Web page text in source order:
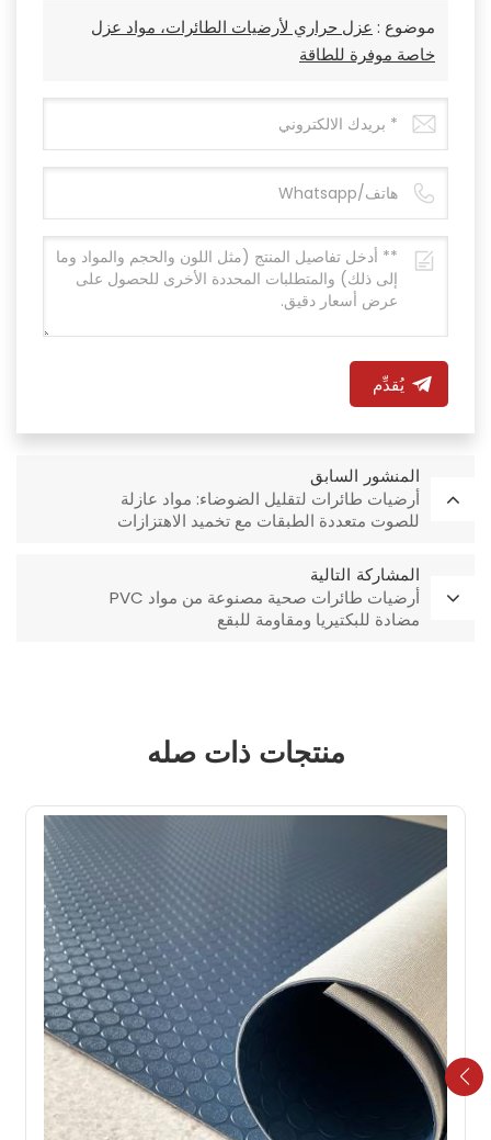
موضوع : عزل حراري لأرضيات الطائرات، مواد عزل
خاصة موفرة للطاقة
يُقدِّم
المنشور السابق
أرضيات طائرات لتقليل الضوضاء: مواد عازلة
للصوت متعددة الطبقات مع تخميد الاهتزازات
المشاركة التالية
أرضيات طائرات صحية مصنوعة من مواد PVC
مضادة للبكتيريا ومقاومة للبقع
منتجات ذات صله